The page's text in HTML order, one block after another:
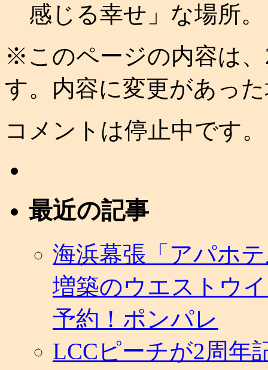
感じる幸せ」な場所。
※このページの内容は、
す。内容に変更があっ
コメントは停止中です。
最近の記事
海浜幕張「アパホ
増築のウエストウ
予約！ポンパレ
LCCピーチが2周年